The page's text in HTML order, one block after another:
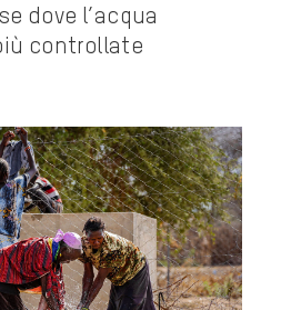
dove l’acqua
controllate